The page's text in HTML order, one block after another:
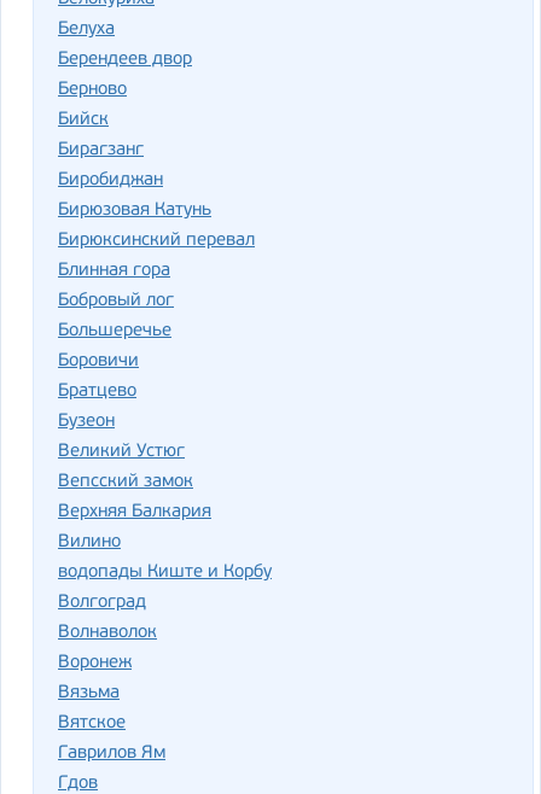
Белуха
Берендеев двор
Берново
Бийск
Бирагзанг
Биробиджан
Бирюзовая Катунь
Бирюксинский перевал
Блинная гора
Бобровый лог
Большеречье
Боровичи
Братцево
Бузеон
Великий Устюг
Вепсский замок
Верхняя Балкария
Вилино
водопады Киште и Корбу
Волгоград
Волнаволок
Воронеж
Вязьма
Вятское
Гаврилов Ям
Гдов